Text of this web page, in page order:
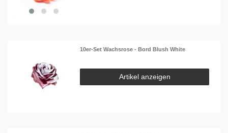
10er-Set Wachsrose - Bord Blush White
Artikel anzeigen